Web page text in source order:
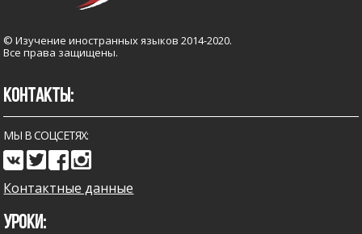
© Изучение иностранных языков 2014-2020.
Все права защищены.
УРОКИ:
КОНТАКТЫ:
МЫ В СОЦСЕТЯХ:
Контактные данные